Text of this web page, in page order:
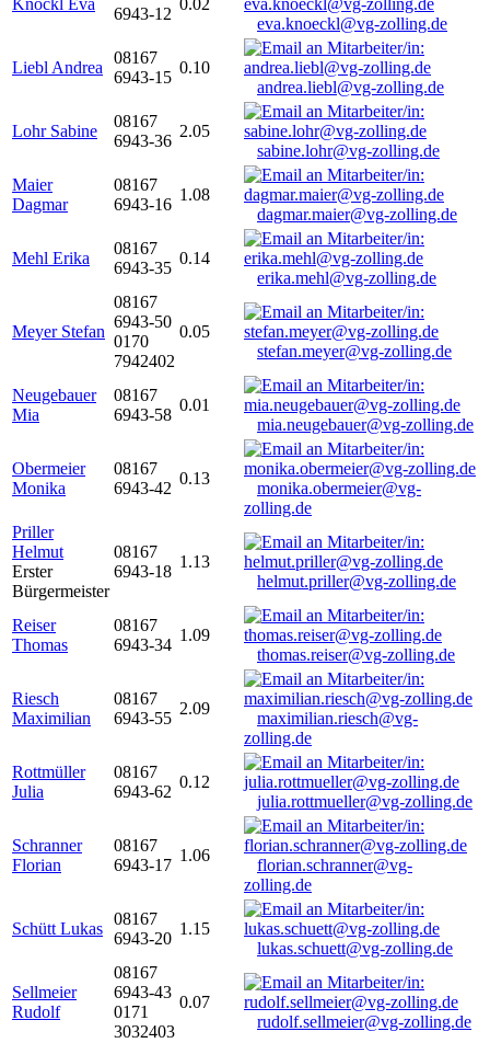
Knöckl Eva
6943-12
0.02
eva.knoeckl@vg-zolling.de
Liebl Andrea
08167
6943-15
0.10
andrea.liebl@vg-zolling.de
Lohr Sabine
08167
6943-36
2.05
sabine.lohr@vg-zolling.de
Maier
Dagmar
08167
6943-16
1.08
dagmar.maier@vg-zolling.de
Mehl Erika
08167
6943-35
0.14
erika.mehl@vg-zolling.de
Meyer Stefan
08167
6943-50
0170
7942402
0.05
stefan.meyer@vg-zolling.de
Neugebauer
Mia
08167
6943-58
0.01
mia.neugebauer@vg-zolling.de
Obermeier
Monika
08167
6943-42
0.13
monika.obermeier@vg-
zolling.de
Priller
Helmut
Erster
Bürgermeister
08167
6943-18
1.13
helmut.priller@vg-zolling.de
Reiser
Thomas
08167
6943-34
1.09
thomas.reiser@vg-zolling.de
Riesch
Maximilian
08167
6943-55
2.09
maximilian.riesch@vg-
zolling.de
Rottmüller
Julia
08167
6943-62
0.12
julia.rottmueller@vg-zolling.de
Schranner
Florian
08167
6943-17
1.06
florian.schranner@vg-
zolling.de
Schütt Lukas
08167
6943-20
1.15
lukas.schuett@vg-zolling.de
Sellmeier
Rudolf
08167
6943-43
0171
3032403
0.07
rudolf.sellmeier@vg-zolling.de